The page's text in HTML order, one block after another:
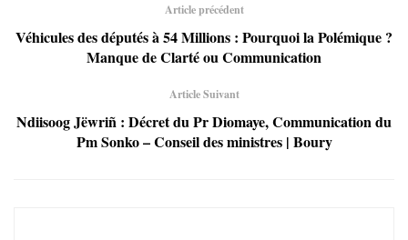
Article précédent
Véhicules des députés à 54 Millions : Pourquoi la Polémique ?
Manque de Clarté ou Communication
Article Suivant
Ndiisoog Jëwriñ : Décret du Pr Diomaye, Communication du
Pm Sonko – Conseil des ministres | Boury